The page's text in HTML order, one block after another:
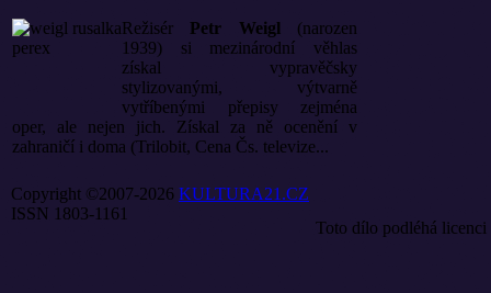
RežisérPetr Weigl (narozen
1939) si mezinárodní věhlas
získal vypravěčsky
stylizovanými, výtvarně
vytříbenými přepisy zejména
oper, ale nejen jich. Získal za ně ocenění v
zahraničí i doma (Trilobit, Cena Čs. televize...
Copyright ©2007-2026 KULTURA21.CZ
ISSN 1803-1161
Toto dílo podléhá licenci